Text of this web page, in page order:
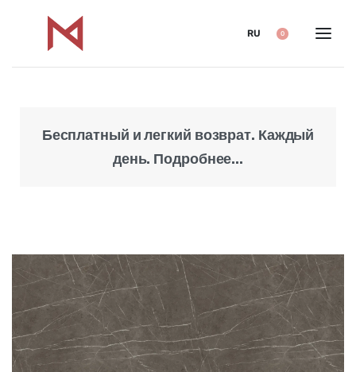
RU 0
Бесплатный и легкий возврат. Каждый
день. Подробнее...